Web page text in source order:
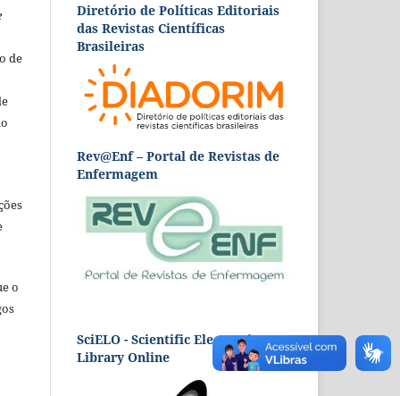
de
o
Diretório de Políticas Editoriais
das Revistas Científicas
Brasileiras
Rev@Enf – Portal de Revistas de
Enfermagem
SciELO - Scientific Electronic
Library Online